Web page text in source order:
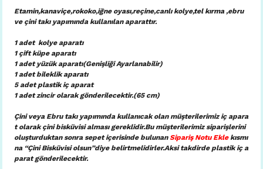
Etamin,kanaviçe,rokoko,iğne oyası,reçine,canlı kolye,tel kırma ,ebru
ve çini takı yapımında kullanılan aparattır.
1 adet kolye aparatı
1 çift küpe aparatı
1 adet yüzük aparatı(Genişliği Ayarlanabilir)
1 adet bileklik aparatı
5 adet plastik iç aparat
1 adet zincir olarak gönderilecektir.(65 cm)
Çini veya Ebru takı yapımında kullanıcak olan müşterilerimiz iç apara
t olarak çini bisküvisi alması gereklidir.Bu müşterilerimiz siparişlerini
oluşturduktan sonra sepet içerisinde bulunanSipariş Notu Eklekısmı
na “Çini Bisküvisi olsun”diye belirtmelidirler.Aksi takdirde plastik iç a
parat gönderilecektir.